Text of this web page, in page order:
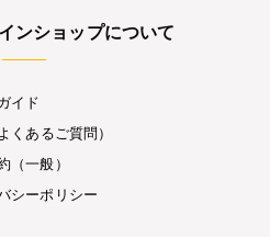
ンショップについて
イド
くあるご質問）
（一般）
シーポリシー